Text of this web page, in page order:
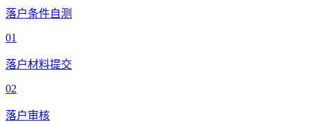
落户条件自测
01
落户材料提交
02
落户审核